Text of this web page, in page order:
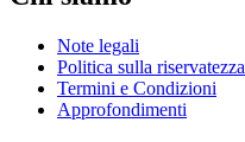
Note legali
Politica sulla riservatezza
Termini e Condizioni
Approfondimenti